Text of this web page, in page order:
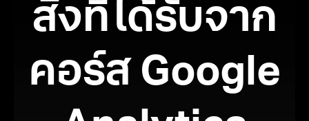
สิ่งที่ได้รับจาก
คอร์ส Google